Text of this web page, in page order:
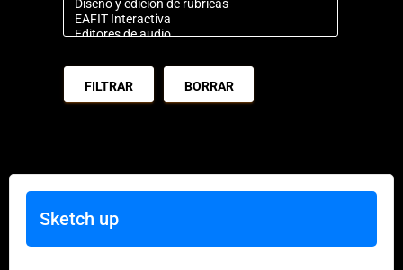
BORRAR
Sketch up